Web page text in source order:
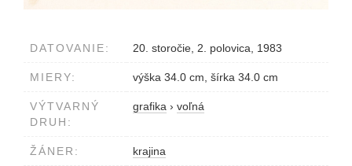
DATOVANIE: 20. storočie, 2. polovica, 1983
MIERY: výška 34.0 cm, šírka 34.0 cm
VÝTVARNÝ
DRUH:
grafika › voľná
ŽÁNER: krajina